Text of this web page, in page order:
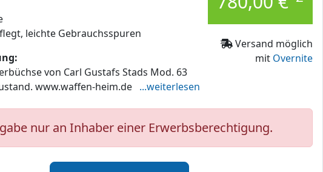
Versand möglich
mit Overnite
leichte Gebrauchsspuren
von Carl Gustafs Stads Mod. 63
www.waffen-heim.de ...weiterlesen
nur an Inhaber einer Erwerbsberechtigung.